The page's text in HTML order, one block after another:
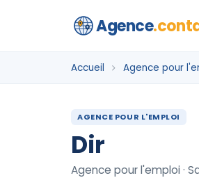
Agence
Accueil Agence pour
AGENCE POUR L'EMPLOI
Dir
Agence pour l'emploi ·